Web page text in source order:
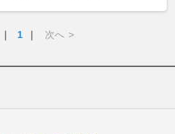
｜ 1 ｜ 次へ >